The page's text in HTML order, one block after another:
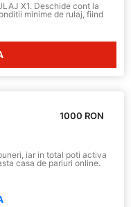
X1. Deschide cont la
minime de rulaj, fiind
1000 RON
iar in total poti activa
casa de pariuri online.